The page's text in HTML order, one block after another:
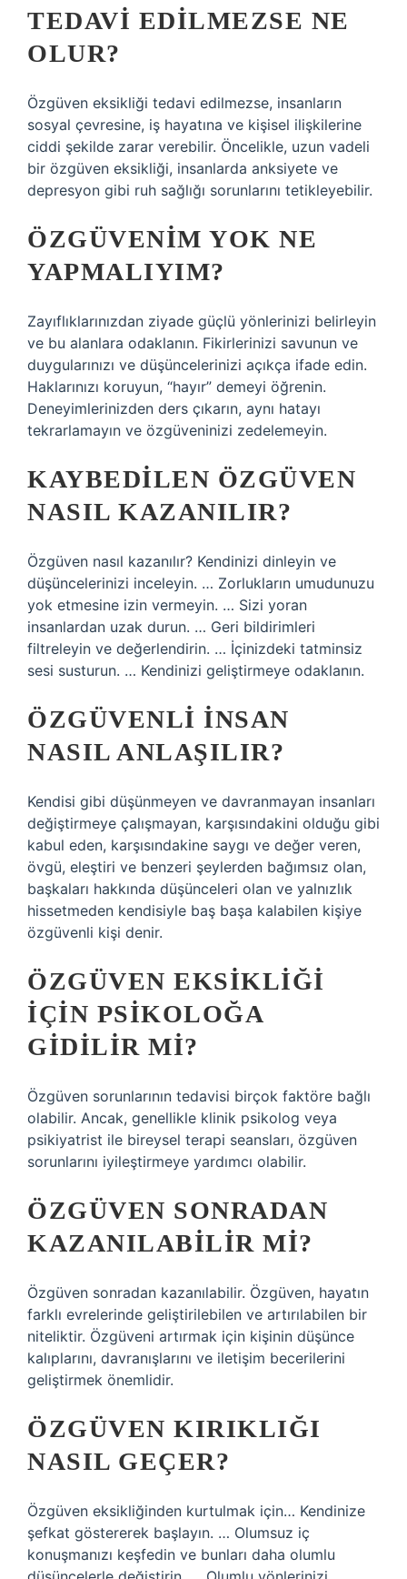
TEDAVI EDILMEZSE NE
OLUR?
Özgüven eksikliği tedavi edilmezse, insanların
sosyal çevresine, iş hayatına ve kişisel ilişkilerine
ciddi şekilde zarar verebilir. Öncelikle, uzun vadeli
bir özgüven eksikliği, insanlarda anksiyete ve
depresyon gibi ruh sağlığı sorunlarını tetikleyebilir.
ÖZGÜVENIM YOK NE
YAPMALIYIM?
Zayıflıklarınızdan ziyade güçlü yönlerinizi belirleyin
ve bu alanlara odaklanın. Fikirlerinizi savunun ve
duygularınızı ve düşüncelerinizi açıkça ifade edin.
Haklarınızı koruyun, “hayır” demeyi öğrenin.
Deneyimlerinizden ders çıkarın, aynı hatayı
tekrarlamayın ve özgüveninizi zedelemeyin.
KAYBEDILEN ÖZGÜVEN
NASIL KAZANILIR?
Özgüven nasıl kazanılır? Kendinizi dinleyin ve
düşüncelerinizi inceleyin. … Zorlukların umudunuzu
yok etmesine izin vermeyin. … Sizi yoran
insanlardan uzak durun. … Geri bildirimleri
filtreleyin ve değerlendirin. … İçinizdeki tatminsiz
sesi susturun. … Kendinizi geliştirmeye odaklanın.
ÖZGÜVENLI INSAN
NASIL ANLAŞILIR?
Kendisi gibi düşünmeyen ve davranmayan insanları
değiştirmeye çalışmayan, karşısındakini olduğu gibi
kabul eden, karşısındakine saygı ve değer veren,
övgü, eleştiri ve benzeri şeylerden bağımsız olan,
başkaları hakkında düşünceleri olan ve yalnızlık
hissetmeden kendisiyle baş başa kalabilen kişiye
özgüvenli kişi denir.
ÖZGÜVEN EKSIKLIĞI
IÇIN PSIKOLOĞA
GIDILIR MI?
Özgüven sorunlarının tedavisi birçok faktöre bağlı
olabilir. Ancak, genellikle klinik psikolog veya
psikiyatrist ile bireysel terapi seansları, özgüven
sorunlarını iyileştirmeye yardımcı olabilir.
ÖZGÜVEN SONRADAN
KAZANILABILIR MI?
Özgüven sonradan kazanılabilir. Özgüven, hayatın
farklı evrelerinde geliştirilebilen ve artırılabilen bir
niteliktir. Özgüveni artırmak için kişinin düşünce
kalıplarını, davranışlarını ve iletişim becerilerini
geliştirmek önemlidir.
ÖZGÜVEN KIRIKLIĞI
NASIL GEÇER?
Özgüven eksikliğinden kurtulmak için… Kendinize
şefkat göstererek başlayın. … Olumsuz iç
konuşmanızı keşfedin ve bunları daha olumlu